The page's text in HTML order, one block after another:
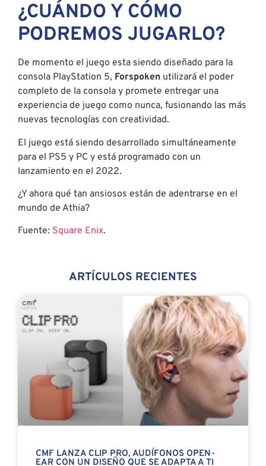
¿CUÁNDO Y CÓMO
PODREMOS JUGARLO?
De momento el juego esta siendo diseñado para la
consola PlayStation 5, Forspoken utilizará el poder
completo de la consola y promete entregar una
experiencia de juego como nunca, fusionando las más
nuevas tecnologías con creatividad.
El juego está siendo desarrollado simultáneamente
para el PS5 y PC y está programado con un
lanzamiento en el 2022.
¿Y ahora qué tan ansiosos están de adentrarse en el
mundo de Athia?
Fuente: Square Enix.
ARTÍCULOS RECIENTES
CMF LANZA CLIP PRO, AUDÍFONOS OPEN-
EAR CON UN DISEÑO QUE SE ADAPTA A TI